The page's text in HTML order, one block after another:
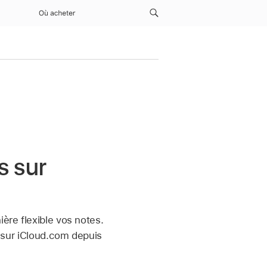
Où acheter
sur
flexible vos notes.
iCloud.com depuis